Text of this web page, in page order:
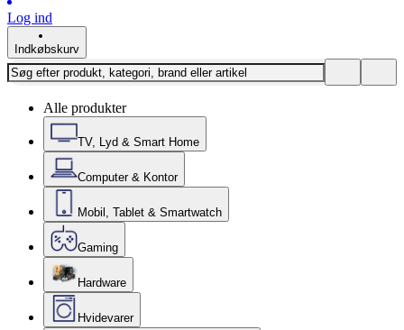
Log ind
Indkøbskurv
Alle produkter
TV, Lyd & Smart Home
Computer & Kontor
Mobil, Tablet & Smartwatch
Gaming
Hardware
Hvidevarer